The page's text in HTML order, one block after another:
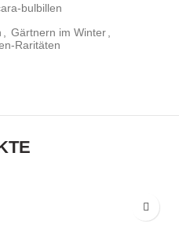
bulbillen
Gärtnern im Winter
Raritäten